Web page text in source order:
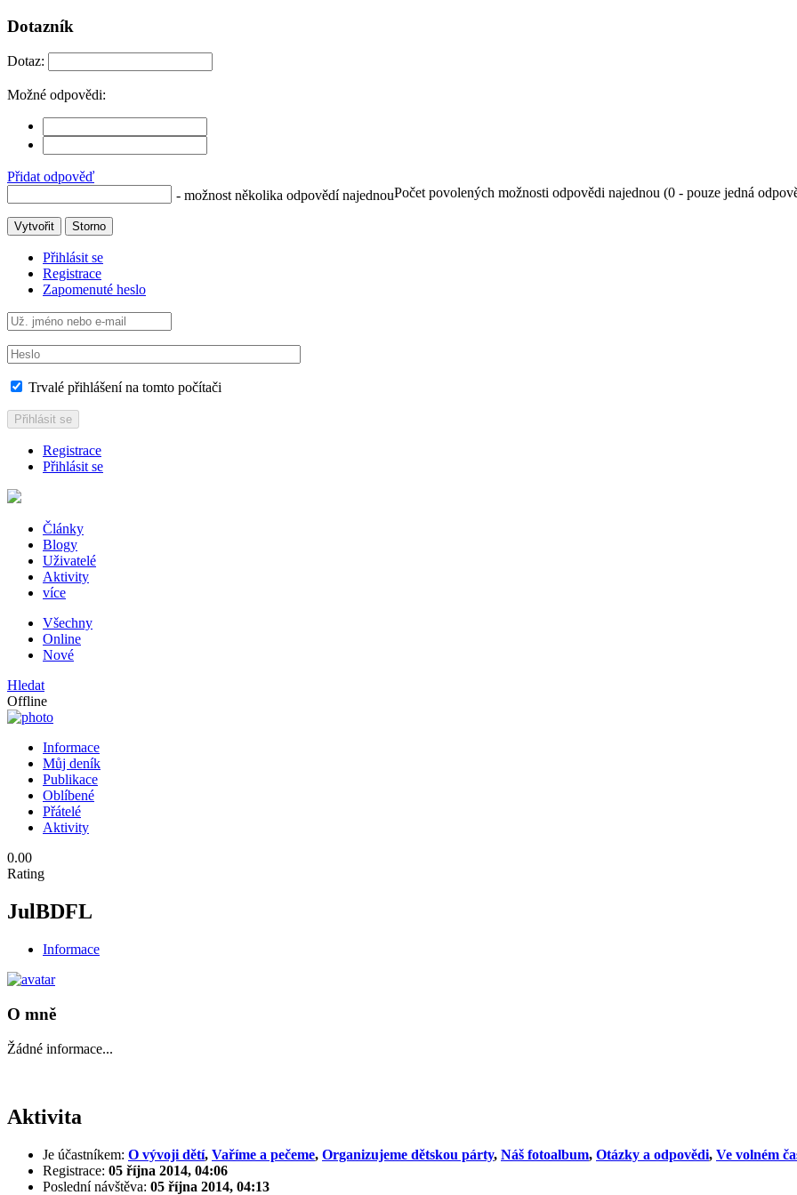
Dotazník
Dotaz:
Možné odpovědi:
Přidat odpověď
- možnost několika odpovědí najednouPočet povolených možnosti odpovědi najednou (0 - pouze jedná
Vytvořit Storno
Přihlásit se
Registrace
Zapomenuté heslo
Trvalé přihlášení na tomto počítači
Přihlásit se
Registrace
Přihlásit se
Články
Blogy
Uživatelé
Aktivity
více
Všechny
Online
Nové
Hledat
Offline
Informace
Můj deník
Publikace
Oblíbené
Přátelé
Aktivity
0.00
Rating
JulBDFL
Informace
O mně
Žádné informace...
Aktivita
Je účastníkem: O vývoji dětí, Vaříme a pečeme, Organizujeme dětskou párty, Náš fotoalbum, Otázky a odpovědi, Ve volném
Registrace: 05 října 2014, 04:06
Poslední návštěva: 05 října 2014, 04:13